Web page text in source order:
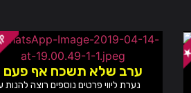
ערב שלא תשכח אף פעם
נערת ליווי פרטים נוספים רוצה להנות